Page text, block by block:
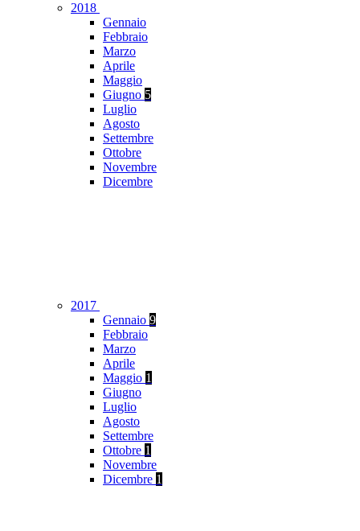
2018
Gennaio
Febbraio
Marzo
Aprile
Maggio
Giugno 5
Luglio
Agosto
Settembre
Ottobre
Novembre
Dicembre
2017
Gennaio 9
Febbraio
Marzo
Aprile
Maggio 1
Giugno
Luglio
Agosto
Settembre
Ottobre 1
Novembre
Dicembre 1